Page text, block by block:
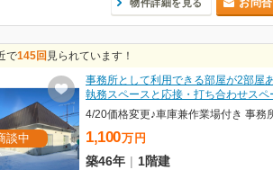
物件詳細を見る お問
で145回 見られています！
談中
事務所として利用できる部屋が2部屋
執務スペースと応接・打ち合わせス
1,100万 円
築46年 | 1階建